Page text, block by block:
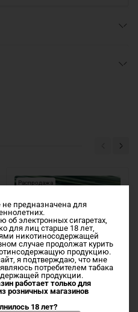
Распродажа
Аккумулятор LG HE4 2500
mAh 25A
предназначена для
электронных сигаретах,
для лиц старше 18 лет,
никотиносодержащей
случае продолжат курить
продукцию.
я подтверждаю, что мне
потребителем табака
продукции.
работает только для
розничных магазинов
18 лет?